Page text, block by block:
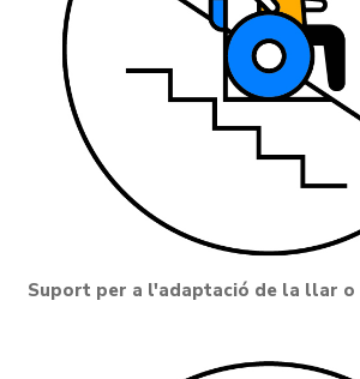
Suport per a l'adaptació de la llar o